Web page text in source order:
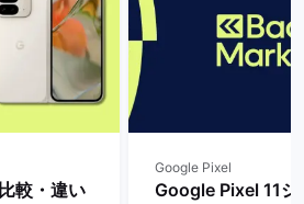
較・違い
Google Pixel
Google Pixel 11シ